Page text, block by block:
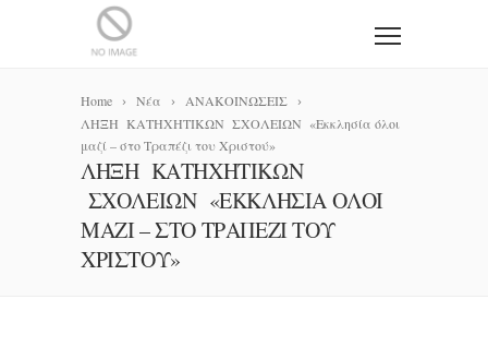
Home Νέα
ΑΝΑΚΟΙΝΩΣΕΙΣ
ΛΗΞΗ ΚΑΤΗΧΗΤΙΚΩΝ ΣΧΟΛΕΙΩΝ «Εκκλησία όλοι
μαζί – στο Τραπέζι του Χριστού»
ΛΗΞΗ ΚΑΤΗΧΗΤΙΚΩΝ
ΣΧΟΛΕΙΩΝ «ΕΚΚΛΗΣΊΑ ΌΛΟΙ
ΜΑΖΊ – ΣΤΟ ΤΡΑΠΈΖΙ ΤΟΥ
ΧΡΙΣΤΟΎ»